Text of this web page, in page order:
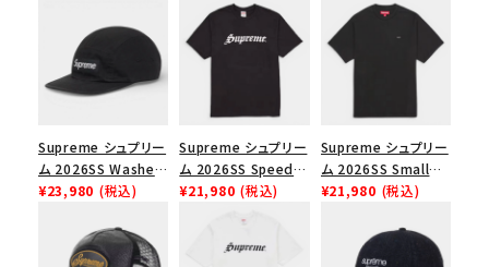
シーズンから探す
価格から探す
Supreme シュプリー
ム 2026SS Washed
Chino Twill Camp
ノツイル キャンプキャ
ップ ブラック
¥23,980 (税込)
Supreme シュプリー
ム 2026SS Speed
Tee スピードTシャツ
¥21,980 (税込)
Supreme シュプリー
ム 2026SS Small
Box Tee スモールボ
¥21,980 (税込)